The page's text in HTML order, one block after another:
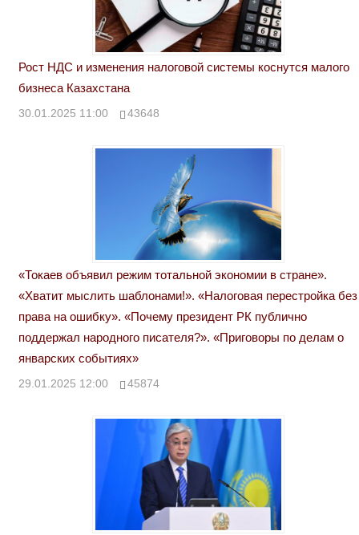
Рост НДС и изменения налоговой системы коснутся малого
бизнеса Казахстана
30.01.2025 11:00 43648
«Токаев объявил режим тотальной экономии в стране».
«Хватит мыслить шаблонами!». «Налоговая перестройка без
права на ошибку». «Почему президент РК публично
поддержал народного писателя?». «Приговоры по делам о
январских событиях»
29.01.2025 12:00 45874